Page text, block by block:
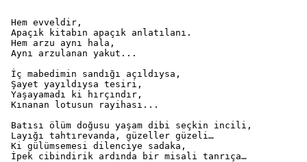
Hem evveldir,
Apaçık kitabın apaçık anlatılanı.
Hem arzu aynı hala,
Aynı arzulanan yakut...
İç mabedimin sandığı açıldıysa,
Şayet yayıldıysa tesiri,
Yaşayamadı ki hırçındır,
Kınanan lotusun rayihası...
Batısı ölüm doğusu yaşam dibi seçkin incili,
Layığı tahtırevanda, güzeller güzeli…
Ki gülümsemesi dilenciye sadaka,
İpek cibindirik ardında bir misali tanrıça…